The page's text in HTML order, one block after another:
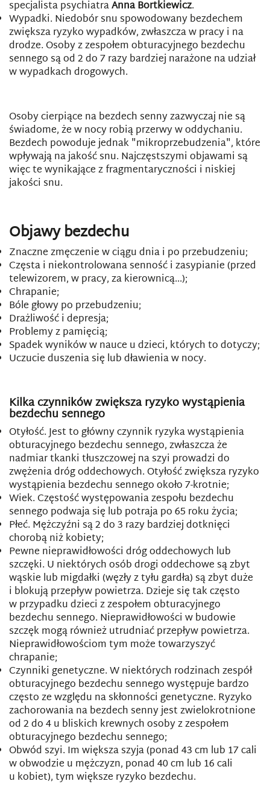
specjalista psychiatraAnna Bortkiewicz.
Wypadki. Niedobór snu spowodowany bezdechem
zwiększa ryzyko wypadków, zwłaszcza w pracy i na
drodze. Osoby z zespołem obturacyjnego bezdechu
sennego są od 2 do 7 razy bardziej narażone na udział
w wypadkach drogowych.
Osoby cierpiące na bezdech senny zazwyczaj nie są
świadome, że w nocy robią przerwy w oddychaniu.
Bezdech powoduje jednak "mikroprzebudzenia", które
wpływają na jakość snu. Najczęstszymi objawami są
więc te wynikające z fragmentaryczności i niskiej
jakości snu.
Objawy bezdechu
Znaczne zmęczenie w ciągu dnia i po przebudzeniu;
Częsta i niekontrolowana senność i zasypianie (przed
telewizorem, w pracy, za kierownicą...);
Chrapanie;
Bóle głowy po przebudzeniu;
Drażliwość i depresja;
Problemy z pamięcią;
Spadek wyników w nauce u dzieci, których to dotyczy;
Uczucie duszenia się lub dławienia w nocy.
Kilka czynników zwiększa ryzyko wystąpienia
bezdechu sennego
Otyłość. Jest to główny czynnik ryzyka wystąpienia
obturacyjnego bezdechu sennego, zwłaszcza że
nadmiar tkanki tłuszczowej na szyi prowadzi do
zwężenia dróg oddechowych. Otyłość zwiększa ryzyko
wystąpienia bezdechu sennego około 7-krotnie;
Wiek. Częstość występowania zespołu bezdechu
sennego podwaja się lub potraja po 65 roku życia;
Płeć. Mężczyźni są 2 do 3 razy bardziej dotknięci
chorobą niż kobiety;
Pewne nieprawidłowości dróg oddechowych lub
szczęki. U niektórych osób drogi oddechowe są zbyt
wąskie lub migdałki (węzły z tyłu gardła) są zbyt duże
i blokują przepływ powietrza. Dzieje się tak często
w przypadku dzieci z zespołem obturacyjnego
bezdechu sennego. Nieprawidłowości w budowie
szczęk mogą również utrudniać przepływ powietrza.
Nieprawidłowościom tym może towarzyszyć
chrapanie;
Czynniki genetyczne. W niektórych rodzinach zespół
obturacyjnego bezdechu sennego występuje bardzo
często ze względu na skłonności genetyczne. Ryzyko
zachorowania na bezdech senny jest zwielokrotnione
od 2 do 4 u bliskich krewnych osoby z zespołem
obturacyjnego bezdechu sennego;
Obwód szyi. Im większa szyja (ponad 43 cm lub 17 cali
w obwodzie u mężczyzn, ponad 40 cm lub 16 cali
u kobiet), tym większe ryzyko bezdechu.